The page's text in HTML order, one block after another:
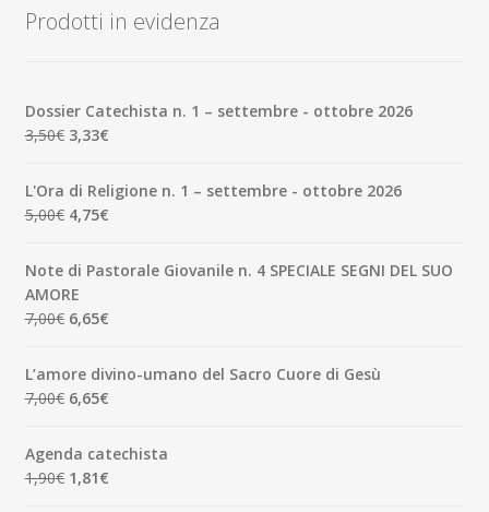
Prodotti in evidenza
Dossier Catechista n. 1 – settembre - ottobre 2026
3,50€ Il
originale
era:
3,50€.
3,33€Il
attuale
è:
L'Ora di Religione n. 1 – settembre - ottobre 2026
5,00€ Il
originale
era:
5,00€.
4,75€Il
attuale
4,75€.
Note di Pastorale Giovanile n. 4 SPECIALE SEGNI DEL SUO
AMORE
7,00€ Il
originale
era:
7,00€.
6,65€Il
attuale
è:
L’amore divino-umano del Sacro Cuore di Gesù
7,00€ Il
originale
era:
7,00€.
6,65€Il
attuale
è:
Agenda catechista
1,90€ Il
1,81€Il